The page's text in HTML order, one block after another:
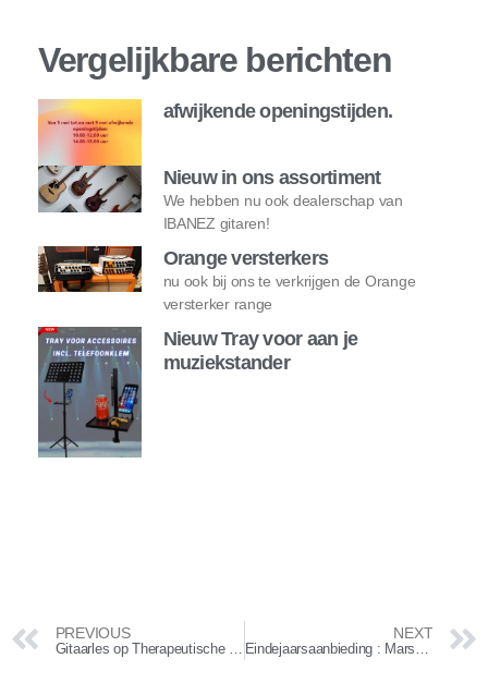
Vergelijkbare berichten
afwijkende openingstijden.
Nieuw in ons assortiment
We hebben nu ook dealerschap van
IBANEZ gitaren!
Orange versterkers
nu ook bij ons te verkrijgen de Orange
versterker range
Nieuw Tray voor aan je
muziekstander
PREVIOUS
Gitaarles op Therapeutische basis
NEXT
Eindejaarsaanbieding : Marshall JCM2000 dual superlead